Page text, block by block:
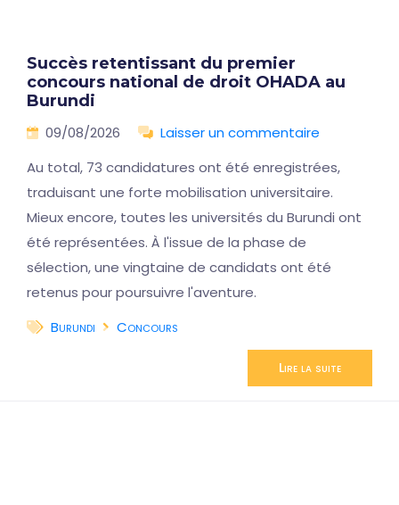
Succès retentissant du premier
concours national de droit OHADA au
Burundi
09/08/2026
Laisser un commentaire
Au total, 73 candidatures ont été enregistrées,
traduisant une forte mobilisation universitaire.
Mieux encore, toutes les universités du Burundi ont
été représentées. À l'issue de la phase de
sélection, une vingtaine de candidats ont été
retenus pour poursuivre l'aventure.
Burundi
Concours
Lire la suite